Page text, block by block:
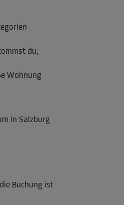
du,
Wohnung
in Salzburg
Buchung ist